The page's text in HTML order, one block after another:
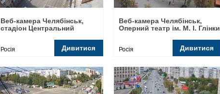
Веб-камера Челябінськ,
стадіон Центральний
Росія Дивитися
Веб-камера Челябінськ,
Оперний театр ім. М. І. Глінки
Росія Дивитися